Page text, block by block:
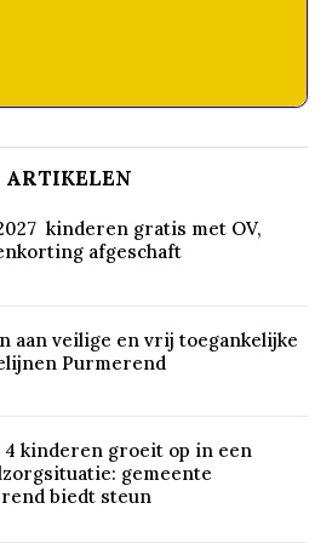
ARTIKELEN
kinderen gratis met OV,
afgeschaft
aan veilige en vrij toegankelijke
Purmerend
4 kinderen groeit op in een
gemeente
biedt steun